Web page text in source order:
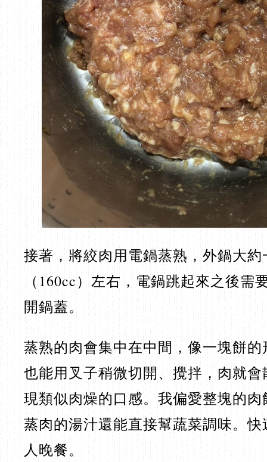
接著，將絞肉用電鍋蒸熟，外鍋大
（160cc）左右，電鍋跳起來之後需
開鍋蓋。
蒸熟的肉會集中在中間，像一塊餅
也能用叉子稍微切開、攪拌，肉就
現類似肉燥的口感。我偏愛整塊的
蒸肉的湯汁還能直接幫蔬菜調味。
人晚餐。